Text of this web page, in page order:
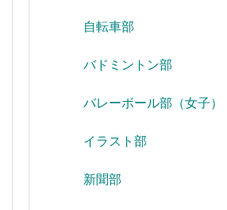
自転車部
バドミントン部
バレーボール部（女子）
イラスト部
新聞部